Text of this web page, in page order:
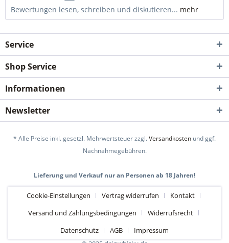
Bewertungen lesen, schreiben und diskutieren... mehr
Service
Shop Service
Informationen
Newsletter
* Alle Preise inkl. gesetzl. Mehrwertsteuer zzgl.Versandkosten und ggf.
Nachnahmegebühren.
Lieferung und Verkauf nur an Personen ab 18 Jahren!
Cookie-Einstellungen Vertrag widerrufen
Kontakt
Versand und Zahlungsbedingungen
Widerrufsrecht
Datenschutz
AGB
Impressum